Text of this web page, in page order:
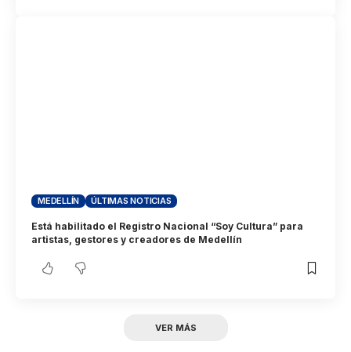
MEDELLÍN ÚLTIMAS NOTICIAS
Está habilitado el Registro Nacional “Soy Cultura” para
artistas, gestores y creadores de Medellín
VER MÁS